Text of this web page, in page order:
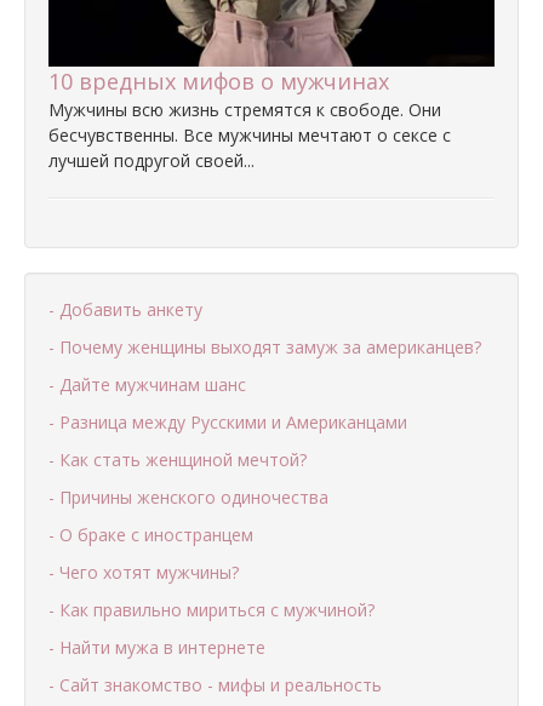
10 вредных мифов о мужчинах
Мужчины всю жизнь стремятся к свободе. Они
бесчувственны. Все мужчины мечтают о сексе с
лучшей подругой своей...
- Добавить анкету
- Почему женщины выходят замуж за американцев?
- Дайте мужчинам шанс
- Разница между Русскими и Американцами
- Как стать женщиной мечтой?
- Причины женского одиночества
- О браке с иностранцем
- Чего хотят мужчины?
- Как правильно мириться с мужчиной?
- Найти мужа в интернете
- Сайт знакомство - мифы и реальность